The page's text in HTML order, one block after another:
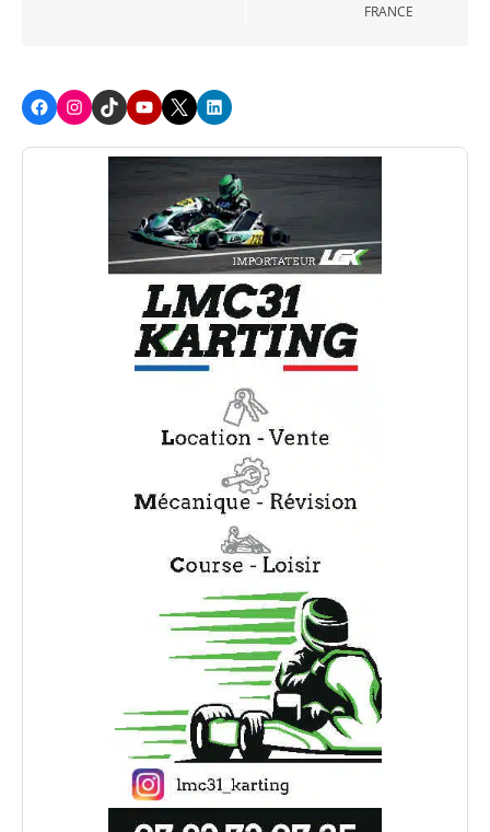
FRANCE
FacebookInstagram
TikTokYoutube
X LinkedIn